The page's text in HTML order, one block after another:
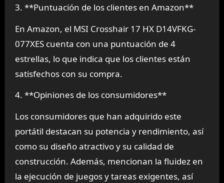
3. **Puntuación de los clientes en Amazon**
En Amazon, el MSI Crosshair 17 HX D14VFKG-
077XES cuenta con una puntuación de 4
estrellas, lo que indica que los clientes están
satisfechos con su compra.
4. **Opiniones de los consumidores**
Los consumidores que han adquirido este
portátil destacan su potencia y rendimiento, así
como su diseño atractivo y su calidad de
construcción. Además, mencionan la fluidez en
la ejecución de juegos y tareas exigentes, así